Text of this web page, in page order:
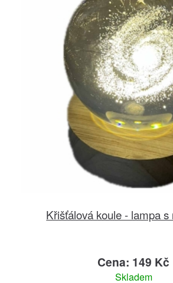
Křišťálová koule - lampa s
Cena: 149 Kč
Skladem